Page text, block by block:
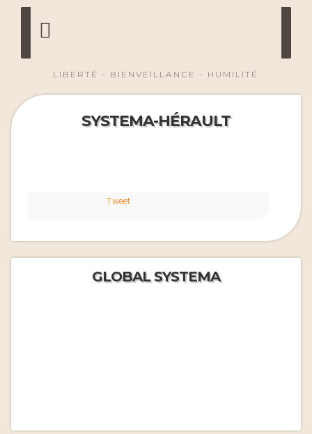
LIBERTÉ - BIENVEILLANCE - HUMILITÉ
SYSTEMA-HÉRAULT
Tweet
GLOBAL SYSTEMA